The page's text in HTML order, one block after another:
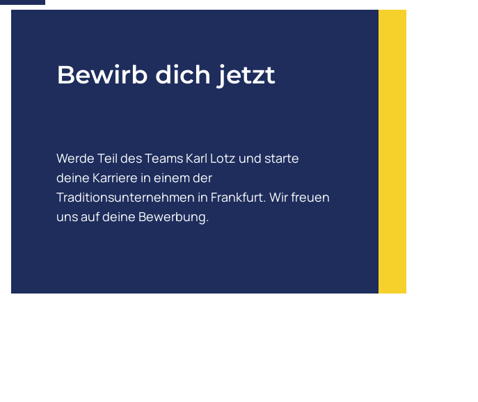
Bewirb dich jetzt
Werde Teil des Teams Karl Lotz und starte
deine Karriere in einem der
Traditionsunternehmen in Frankfurt. Wir freuen
uns auf deine Bewerbung.